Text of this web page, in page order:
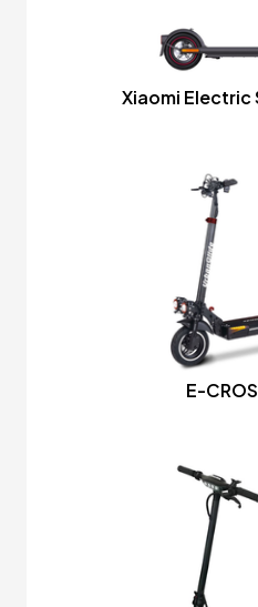
Xiaomi Electric
E-